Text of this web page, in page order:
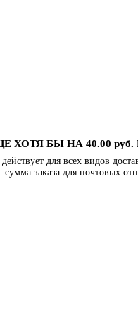
ХОТЯ БЫ НА 40.00
для всех видов
заказа для почтовых